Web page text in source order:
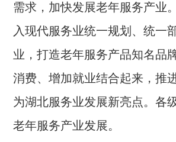
需求，加快发展老年服务产业
入现代服务业统一规划、统一
业，打造老年服务产品知名品
消费、增加就业结合起来，推
为湖北服务业发展新亮点。各
老年服务产业发展。